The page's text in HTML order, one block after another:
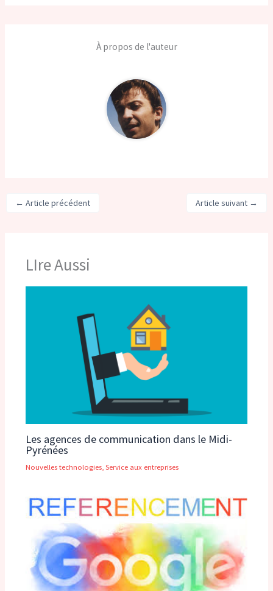
À propos de l'auteur
← Article précédent Article suivant →
LIre Aussi
Les agences de communication dans le Midi-
Pyrénées
Nouvelles technologies, Service aux entreprises